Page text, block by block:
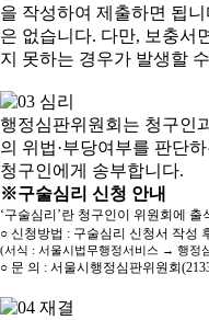
을 작성하여 제출하면 됩
은 없습니다. 다만, 보충서
지 못하는 경우가 발생할
행정심판위원회는 청구인
의 위법·부당여부를 판단
청구인에게 송부합니다.
※구술심리 신청 안내
‘구술심리’란 청구인이 위원회에
○ 신청방법 : 구술심리 신청서 작성
(서식 : 서울시법무행정서비스 → 행
○ 문 의 : 서울시행정심판위원회